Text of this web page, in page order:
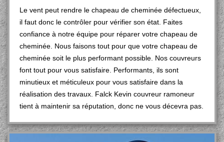
Le vent peut rendre le chapeau de cheminée défectueux,
il faut donc le contrôler pour vérifier son état. Faites
confiance à notre équipe pour réparer votre chapeau de
cheminée. Nous faisons tout pour que votre chapeau de
cheminée soit le plus performant possible. Nos couvreurs
font tout pour vous satisfaire. Performants, ils sont
minutieux et méticuleux pour vous satisfaire dans la
réalisation des travaux. Falck Kevin couvreur ramoneur
tient à maintenir sa réputation, donc ne vous décevra pas.